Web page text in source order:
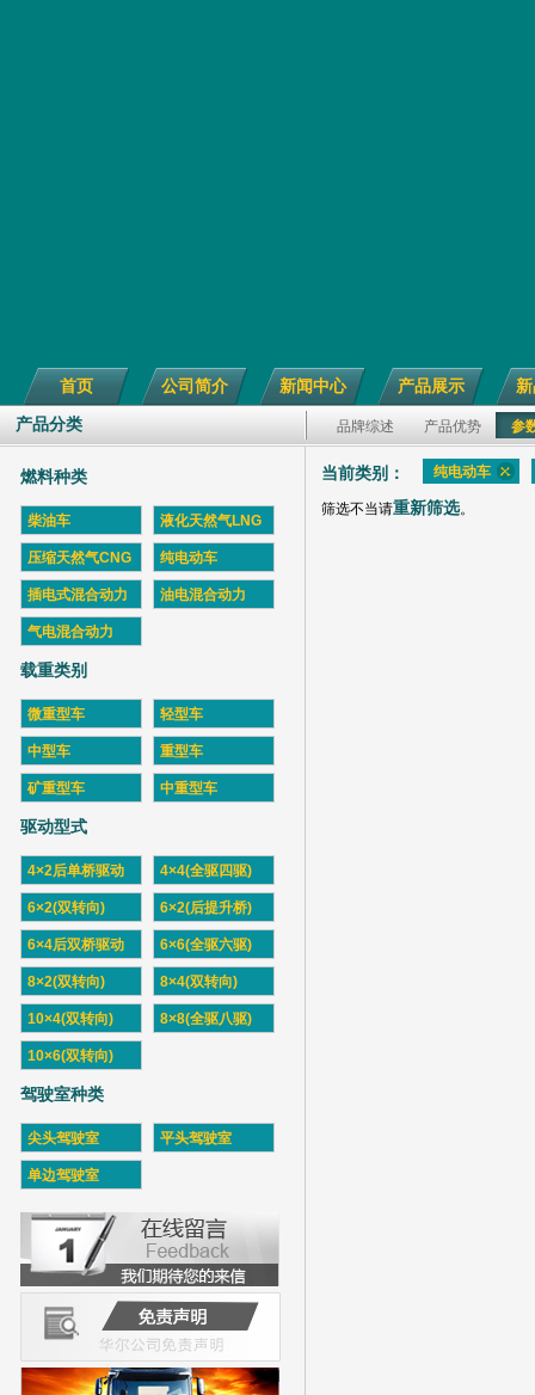
首页 公司简介 新闻中心 产品展示
产品分类 品牌综述 产品优势 参
燃料种类
柴油车 液化天然气LNG
压缩天然气CNG 纯电动车
插电式混合动力 油电混合动力
气电混合动力
载重类别
微重型车 轻型车
中型车 重型车
矿重型车 中重型车
驱动型式
4×2后单桥驱动 4×4(全驱四驱)
6×2(双转向) 6×2(后提升桥)
6×4后双桥驱动 6×6(全驱六驱)
8×2(双转向) 8×4(双转向)
10×4(双转向) 8×8(全驱八驱)
10×6(双转向)
驾驶室种类
尖头驾驶室 平头驾驶室
单边驾驶室
当前类别： 纯电动车
筛选不当请重新筛选。